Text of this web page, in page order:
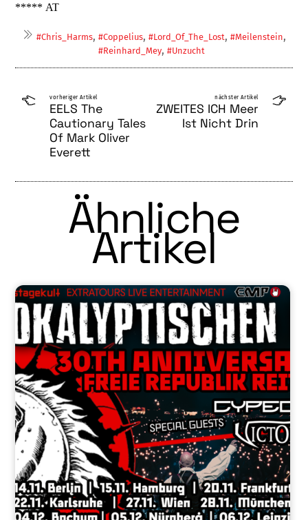
***** AT
#Chris_Harms, #Coppelius, #Lord_Of_The_Lost, #Meilenstein,
#Reinhard_Mey,#Unzucht
vorheriger Artikel
EELS The
Cautionary Tales
Of Mark Oliver
Everett
nächster Artikel
ZWEITES ICH Meer
Ist Nicht Drin
Ähnliche
Artikel